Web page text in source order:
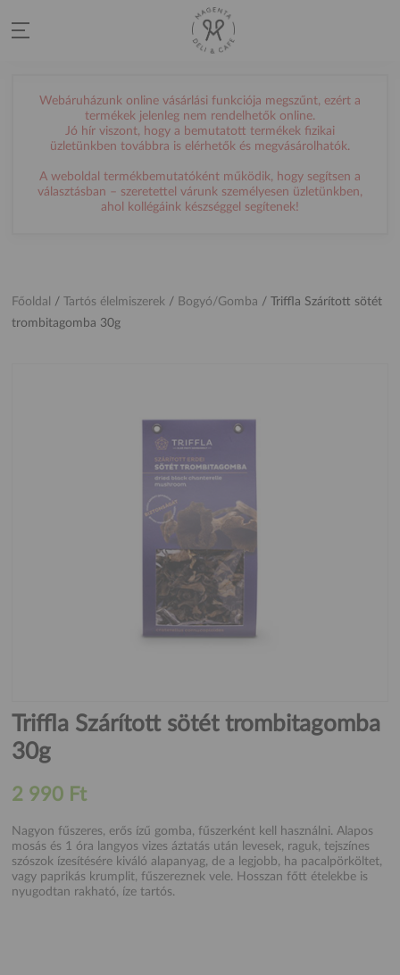
Webáruházunk online vásárlási funkciója megszűnt, ezért a
termékek jelenleg nem rendelhetők online.
Jó hír viszont, hogy a bemutatott termékek fizikai
üzletünkben továbbra is elérhetők és megvásárolhatók.
A weboldal termékbemutatóként működik, hogy segítsen a
választásban – szeretettel várunk személyesen üzletünkben,
ahol kollégáink készséggel segítenek!
Főoldal / Tartós élelmiszerek / Bogyó/Gomba /
Triffla Szárított sötét
trombitagomba 30g
Triffla Szárított sötét trombitagomba
30g
2 990 Ft
Nagyon fűszeres, erős ízű gomba, fűszerként kell használni. Alapos
mosás és 1 óra langyos vizes áztatás után levesek, raguk, tejszínes
szószok ízesítésére kiváló alapanyag, de a legjobb, ha pacalpörköltet,
vagy paprikás krumplit, fűszereznek vele. Hosszan főtt ételekbe is
nyugodtan rakható, íze tartós.